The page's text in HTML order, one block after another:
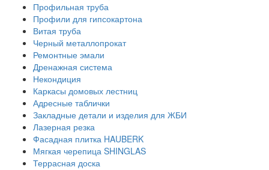
Профильная труба
Профили для гипсокартона
Витая труба
Черный металлопрокат
Ремонтные эмали
Дренажная система
Некондиция
Каркасы домовых лестниц
Адресные таблички
Закладные детали и изделия для ЖБИ
Лазерная резка
Фасадная плитка HAUBERK
Мягкая черепица SHINGLAS
Террасная доска